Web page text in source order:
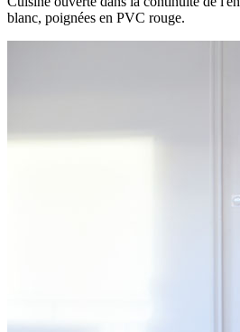
blanc, poignées en PVC rouge.